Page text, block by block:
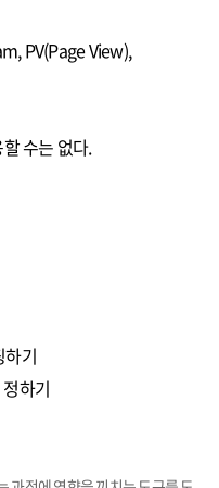
PV(Page View),
수는 없다.
기
하기